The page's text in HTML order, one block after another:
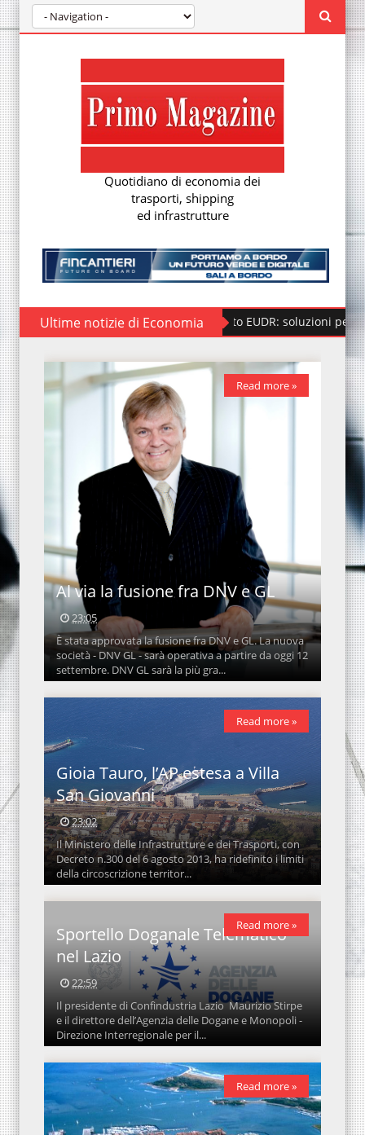
Quotidiano di economia dei
trasporti, shipping
ed infrastrutture
Ultime notizie di Economia
Regolamento EUDR: soluzioni per la nuova
Al via la fusione fra DNV e GL
23:05
È stata approvata la fusione fra DNV e GL. La nuova
società - DNV GL - sarà operativa a partire da oggi 12
settembre. DNV GL sarà la più gra...
Read more »
Gioia Tauro, l’AP estesa a Villa
San Giovanni
23:02
Il Ministero delle Infrastrutture e dei Trasporti, con
Decreto n.300 del 6 agosto 2013, ha ridefinito i limiti
della circoscrizione territor...
Read more »
Sportello Doganale Telematico
nel Lazio
22:59
Il presidente di Confindustria Lazio Maurizio Stirpe
e il direttore dell’Agenzia delle Dogane e Monopoli -
Direzione Interregionale per il...
Read more »
Read more »